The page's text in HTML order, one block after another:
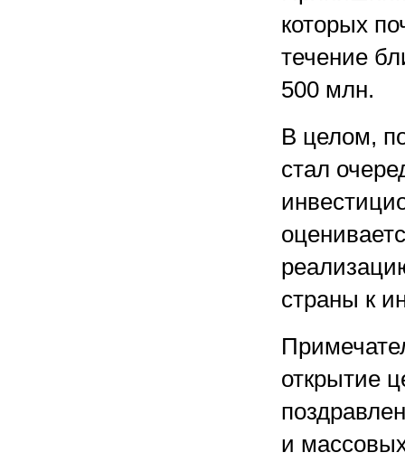
которых
течение
500 млн.
В целом,
стал
страны к
открытие
и